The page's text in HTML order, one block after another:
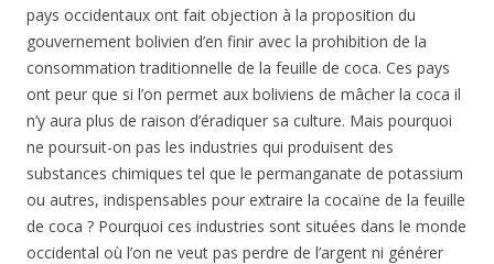
pays occidentaux ont fait objection à la proposition du
gouvernement bolivien d’en finir avec la prohibition de la
consommation traditionnelle de la feuille de coca. Ces pays
ont peur que si l’on permet aux boliviens de mâcher la coca il
n’y aura plus de raison d’éradiquer sa culture. Mais pourquoi
ne poursuit-on pas les industries qui produisent des
substances chimiques tel que le permanganate de potassium
ou autres, indispensables pour extraire la cocaïne de la feuille
de coca ? Pourquoi ces industries sont situées dans le monde
occidental où l’on ne veut pas perdre de l’argent ni générer